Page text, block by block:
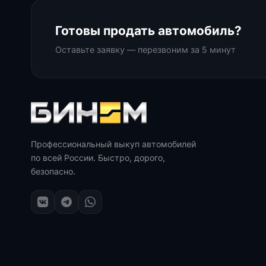
Готовы продать автомобиль?
Оставьте заявку — перезвоним за 5 минут
Профессиональный выкуп автомобилей
по всей России. Быстро, дорого,
безопасно.